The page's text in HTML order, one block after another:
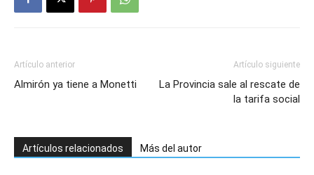
Artículo anterior
Almirón ya tiene a Monetti
Artículo siguiente
La Provincia sale al rescate de
la tarifa social
Artículos relacionados Más del autor